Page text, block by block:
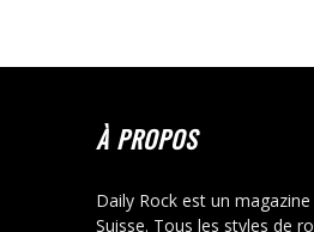
À PROPOS
Daily Rock est un
Suisse. Tous les styles de